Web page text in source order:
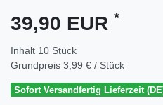
39,90 EUR *
Inhalt 10 Stück
Grundpreis 3,99 € / Stück
Sofort Versandfertig Lieferzeit